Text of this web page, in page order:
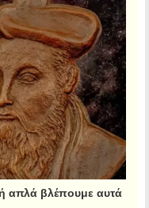
απλά βλέπουμε αυτά